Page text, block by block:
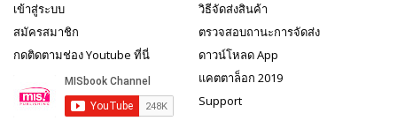
เข้าสู่ระบบ
สมัครสมาชิก
กดติดตามช่อง Youtube ที่นี่
วิธีจัดส่งสินค้า
ตรวจสอบถานะการจัดส่ง
ดาวน์โหลด App
แคตตาล็อก 2019
Support